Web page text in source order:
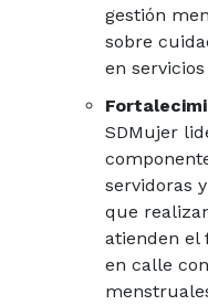
gestión
sobre
en
SDMujer
servidoras
que
atienden el
en calle